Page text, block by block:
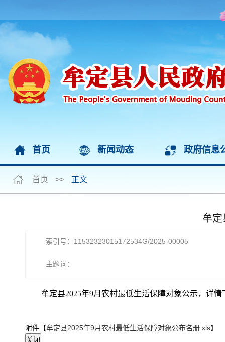
首页 新闻动态 政府信息
首页 >> 正文
牟
索引号：11532323015172534G/2025-00005
主题词：
牟定县2025年9月农村最低生活保障对象公示，详
附件【牟定县2025年9月农村最低生活保障对象公布名册.xls】